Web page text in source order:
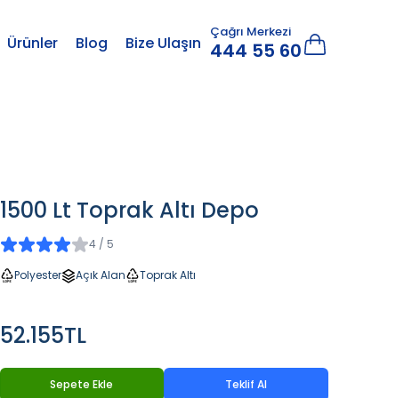
Ürünler Blog Bize Ulaşın
Çağrı Merkezi
444 55 60
1500 Lt Toprak Altı Depo
4 / 5
Polyester Açık Alan Toprak Altı
52.155TL
Sepete Ekle Teklif Al